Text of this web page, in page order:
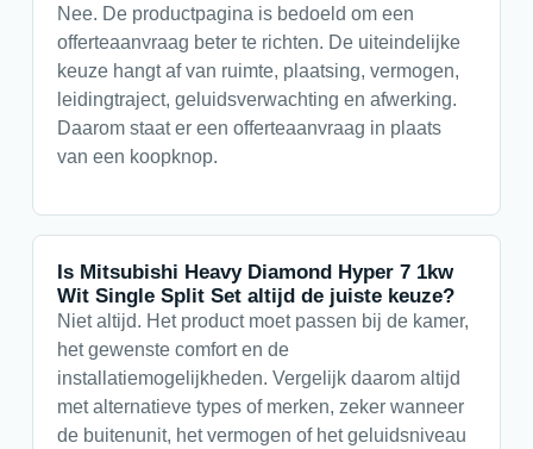
Nee. De productpagina is bedoeld om een
offerteaanvraag beter te richten. De uiteindelijke
keuze hangt af van ruimte, plaatsing, vermogen,
leidingtraject, geluidsverwachting en afwerking.
Daarom staat er een offerteaanvraag in plaats
van een koopknop.
Is Mitsubishi Heavy Diamond Hyper 7 1kw
Wit Single Split Set altijd de juiste keuze?
Niet altijd. Het product moet passen bij de kamer,
het gewenste comfort en de
installatiemogelijkheden. Vergelijk daarom altijd
met alternatieve types of merken, zeker wanneer
de buitenunit, het vermogen of het geluidsniveau